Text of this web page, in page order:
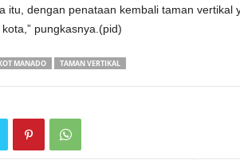
itu, dengan penataan kembali taman
pungkasnya.(pid)
MANADO TAMAN VERTIKAL